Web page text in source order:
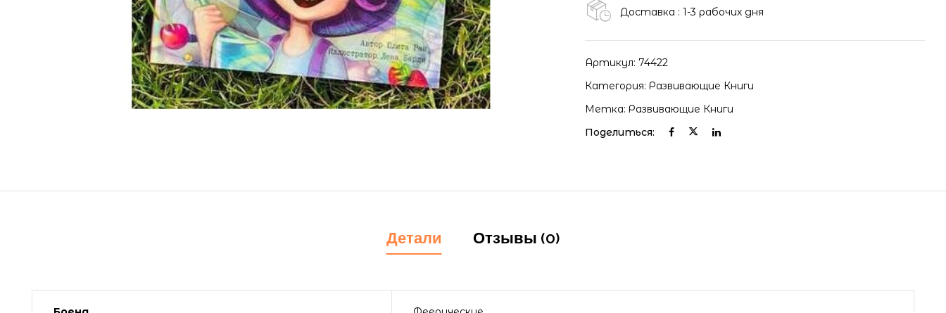
Доставка : 1-3 рабочих дня
Артикул:74422
Категория:Развивающие Книги
Метка:Развивающие Книги
Поделиться:
Детали Отзывы (0)